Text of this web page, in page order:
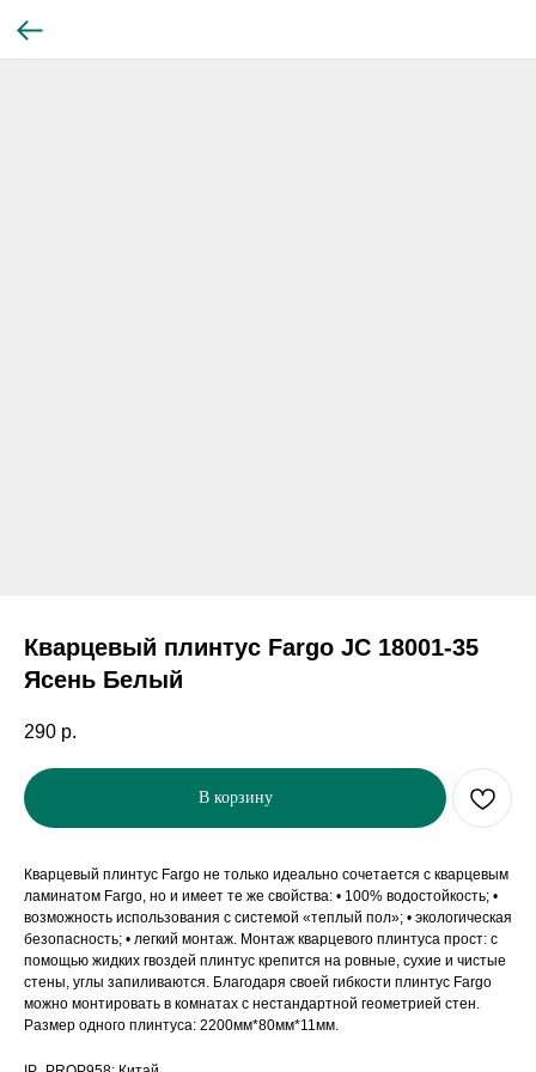
Кварцевый плинтус Fargo JC 18001-35
Ясень Белый
290 р.
В корзину
Кварцевый плинтус Fargo не только идеально сочетается с кварцевым
ламинатом Fargo, но и имеет те же свойства: • 100% водостойкость; •
возможность использования с системой «теплый пол»; • экологическая
безопасность; • легкий монтаж. Монтаж кварцевого плинтуса прост: с
помощью жидких гвоздей плинтус крепится на ровные, сухие и чистые
стены, углы запиливаются. Благодаря своей гибкости плинтус Fargo
можно монтировать в комнатах с нестандартной геометрией стен.
Размер одного плинтуса: 2200мм*80мм*11мм.